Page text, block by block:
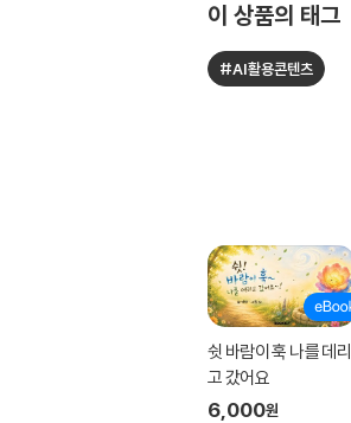
이 상품의 태그
#AI활용콘텐츠
쉿 바람이 훅 나를 데리
고 갔어요
6,000원